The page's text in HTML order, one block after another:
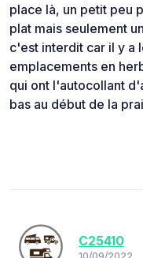
place là, un petit peu
plat mais seulement
c'est interdit car il y a
emplacements en
qui ont l'autocollant
bas au début de la
C25410